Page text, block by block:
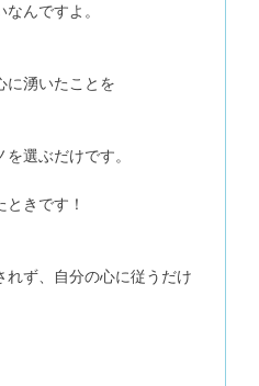
んですよ。
に湧いたことを
選ぶだけです。
きです！
れず、自分の心に従うだけ